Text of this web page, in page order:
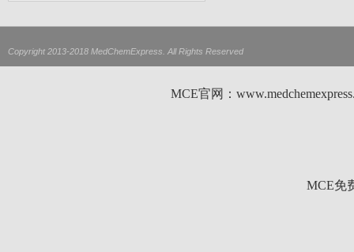
Copyright 2013-2018 MedChemExpress. All Rights Reserved
MCE官网：
MCE免